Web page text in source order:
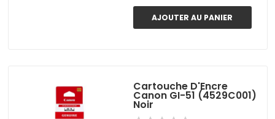
AJOUTER AU PANIER
Cartouche D'Encre
Canon GI-51 (4529C001)
Noir